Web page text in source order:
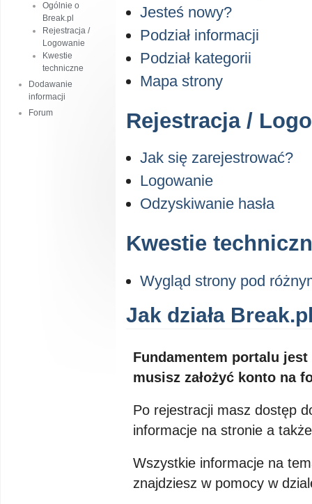
Ogólnie o
Break.pl
Rejestracja /
Logowanie
Kwestie
techniczne
Dodawanie
informacji
Forum
Jesteś nowy?
Podział informacji
Podział kategorii
Mapa strony
Rejestracja /
Jak się zarejestrować?
Logowanie
Odzyskiwanie hasła
Kwestie
Wygląd strony pod
Jak działa
Fundamentem portalu
musisz założyć konto na
Po rejestracji masz dostęp
informacje na stronie a
Wszystkie informacje na
znajdziesz w pomocy w